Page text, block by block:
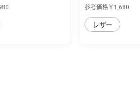
参考価格￥1,680
レザー